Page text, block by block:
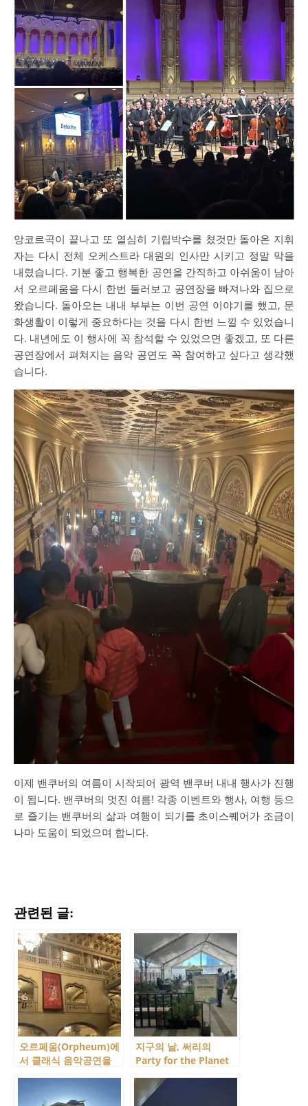
앙코르곡이 끝나고 또 열심히 기립박수를 쳤것만 돌아온 지휘
자는 다시 전체 오케스트라 대원의 인사만 시키고 정말 막을
내렸습니다. 기분 좋고 행복한 공연을 간직하고 아쉬움이 남아
서 오르페움을 다시 한번 둘러보고 공연장을 빠져나와 집으로
왔습니다. 돌아오는 내내 부부는 이번 공연 이야기를 했고, 문
화생활이 이렇게 중요하다는 것을 다시 한번 느낄 수 있었습니
다. 내년에도 이 행사에 꼭 참석할 수 있었으면 좋겠고, 또 다른
공연장에서 펴쳐지는 음악 공연도 꼭 참여하고 싶다고 생각했
습니다.
이제 밴쿠버의 여름이 시작되어 광역 밴쿠버 내내 행사가 진행
이 됩니다. 밴쿠버의 멋진 여름! 각종 이벤트와 행사, 여행 등으
로 즐기는 밴쿠버의 삶과 여행이 되기를 초이스퀘어가 조금이
나마 도움이 되었으며 합니다.
관련된 글:
오르페움(Orpheum)에
서 클래식 음악공연을
Music’ 파트 1
지구의 날, 써리의
Party for the Planet